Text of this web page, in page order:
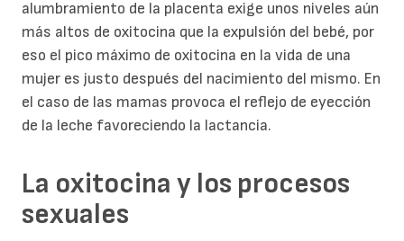
alumbramiento de la placenta exige unos niveles aún
más altos de oxitocina que la expulsión del bebé, por
eso el pico máximo de oxitocina en la vida de una
mujer es justo después del nacimiento del mismo. En
el caso de las mamas provoca el reflejo de eyección
de la leche favoreciendo la lactancia.
La oxitocina y los procesos
sexuales